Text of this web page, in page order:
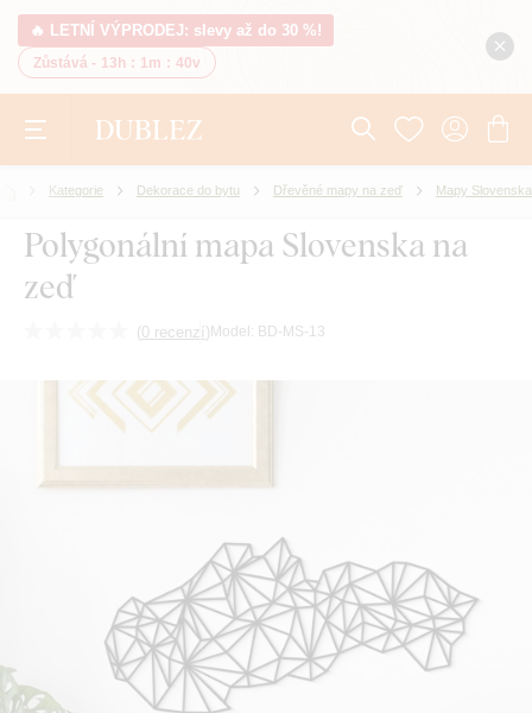
🔥 LETNÍ VÝPRODEJ: slevy až do 30 %!
Zůstává - 13h : 1m : 39v
Kategorie Dekorace do bytu Dřevěné mapy na zeď Mapy Slovenska
Polygonální mapa Slovenska na
zeď
(0 recenzí) Model: BD-MS-13